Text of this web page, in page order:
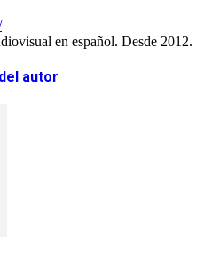
en español. Desde 2012.
autor